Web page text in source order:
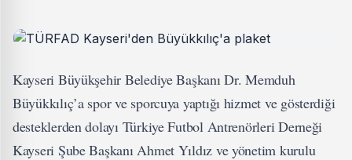
Kayseri Büyükşehir Belediye Başkanı Dr. Memduh
Büyükkılıç’a spor ve sporcuya yaptığı hizmet ve gösterdiği
desteklerden dolayı Türkiye Futbol Antrenörleri Derneği
Kayseri Şube Başkanı Ahmet Yıldız ve yönetim kurulu